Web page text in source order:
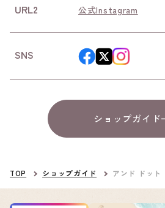
URL2 公式Instagram
SNS
ショップガイド
TOP ショップガイド アンド ドット